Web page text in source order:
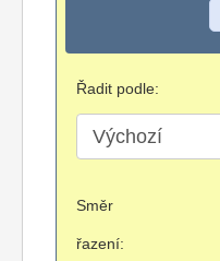
Řadit podle:
Směr
řazení: